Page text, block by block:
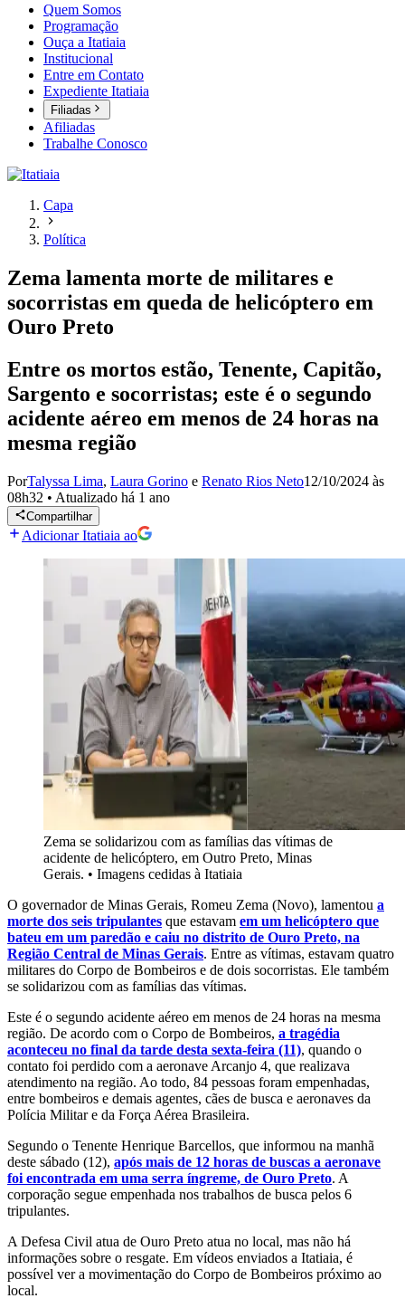
Quem Somos
Programação
Ouça a Itatiaia
Institucional
Entre em Contato
Expediente Itatiaia
Filiadas
Afiliadas
Trabalhe Conosco
Capa
Política
Zema lamenta morte de militares e
socorristas em queda de helicóptero em
Ouro Preto
Entre os mortos estão, Tenente, Capitão,
Sargento e socorristas; este é o segundo
acidente aéreo em menos de 24 horas na
mesma região
PorTalyssa Lima, Laura Gorino e Renato Rios Neto12/10/2024 às
08h32 • Atualizado há 1 ano
Compartilhar
Adicionar Itatiaia ao
Zema se solidarizou com as famílias das vítimas de
acidente de helicóptero, em Outro Preto, Minas
Gerais. • Imagens cedidas à Itatiaia
O governador de Minas Gerais, Romeu Zema (Novo), lamentou a
morte dos seis tripulantes que estavam em um helicóptero que
bateu em um paredão e caiu no distrito de Ouro Preto, na
Região Central de Minas Gerais. Entre as vítimas, estavam quatro
militares do Corpo de Bombeiros e de dois socorristas. Ele também
se solidarizou com as famílias das vítimas.
Este é o segundo acidente aéreo em menos de 24 horas na mesma
região. De acordo com o Corpo de Bombeiros, a tragédia
aconteceu no final da tarde desta sexta-feira (11), quando o
contato foi perdido com a aeronave Arcanjo 4, que realizava
atendimento na região. Ao todo, 84 pessoas foram empenhadas,
entre bombeiros e demais agentes, cães de busca e aeronaves da
Polícia Militar e da Força Aérea Brasileira.
Segundo o Tenente Henrique Barcellos, que informou na manhã
deste sábado (12), após mais de 12 horas de buscas a aeronave
foi encontrada em uma serra íngreme, de Ouro Preto. A
corporação segue empenhada nos trabalhos de busca pelos 6
tripulantes.
A Defesa Civil atua de Ouro Preto atua no local, mas não há
informações sobre o resgate. Em vídeos enviados a Itatiaia, é
possível ver a movimentação do Corpo de Bombeiros próximo ao
local.